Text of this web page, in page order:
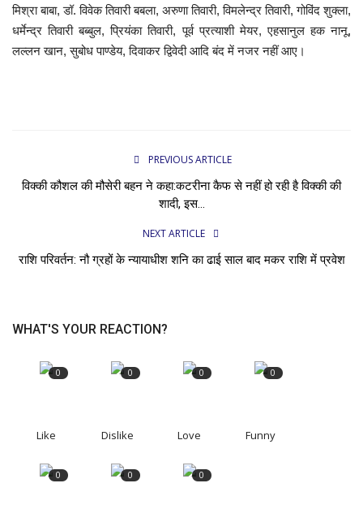
मिश्रा बाबा, डॉ. विवेक तिवारी बबला, अरुणा तिवारी, विमलेन्द्र तिवारी, गोविंद शुक्ला,
धर्मेन्द्र तिवारी बब्बुल, प्रियंका तिवारी, पूर्व प्रत्याशी मेयर, एहसानुल हक नानू,
लल्लन खान, सुबोध पाण्डेय, दिवाकर द्विवेदी आदि बंद में नजर नहीं आए।
PREVIOUS ARTICLE
विक्की कौशल की मौसेरी बहन ने कहा:कटरीना कैफ से नहीं हो रही है विक्की की
शादी, इस...
NEXT ARTICLE
राशि परिवर्तन: नौ ग्रहों के न्यायाधीश शनि का ढाई साल बाद मकर राशि में प्रवेश
WHAT'S YOUR REACTION?
0
Like
0
Dislike
0
Love
0
Funny
0 0 0